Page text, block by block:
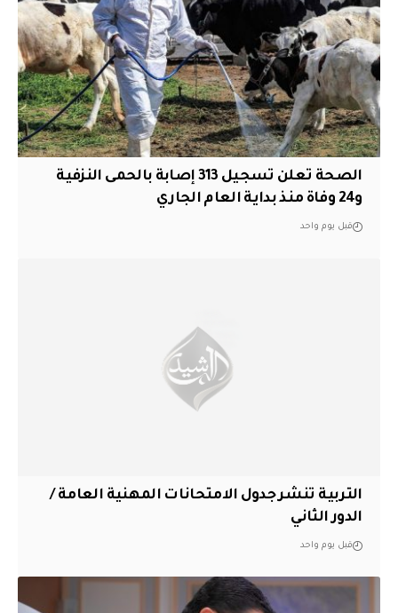
الصحة تعلن تسجيل 313 إصابة بالحمى النزفية
و24 وفاة منذ بداية العام الجاري
قبل يوم واحد
التربية تنشر جدول الامتحانات المهنية العامة /
الدور الثاني
قبل يوم واحد